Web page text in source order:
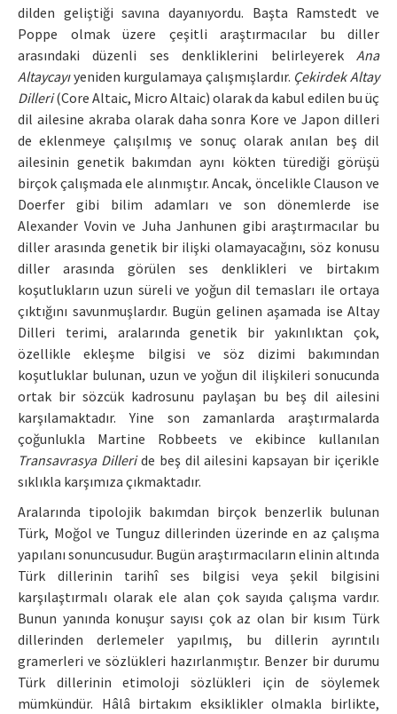
dilden geliştiği savına dayanıyordu. Başta Ramstedt ve
Poppe olmak üzere çeşitli araştırmacılar bu diller
arasındaki düzenli ses denkliklerini belirleyerek Ana
Altaycayıyeniden kurgulamaya çalışmışlardır. Çekirdek Altay
Dilleri(Core Altaic, Micro Altaic) olarak da kabul edilen bu üç
dil ailesine akraba olarak daha sonra Kore ve Japon dilleri
de eklenmeye çalışılmış ve sonuç olarak anılan beş dil
ailesinin genetik bakımdan aynı kökten türediği görüşü
birçok çalışmada ele alınmıştır. Ancak, öncelikle Clauson ve
Doerfer gibi bilim adamları ve son dönemlerde ise
Alexander Vovin ve Juha Janhunen gibi araştırmacılar bu
diller arasında genetik bir ilişki olamayacağını, söz konusu
diller arasında görülen ses denklikleri ve birtakım
koşutlukların uzun süreli ve yoğun dil temasları ile ortaya
çıktığını savunmuşlardır. Bugün gelinen aşamada ise Altay
Dilleri terimi, aralarında genetik bir yakınlıktan çok,
özellikle ekleşme bilgisi ve söz dizimi bakımından
koşutluklar bulunan, uzun ve yoğun dil ilişkileri sonucunda
ortak bir sözcük kadrosunu paylaşan bu beş dil ailesini
karşılamaktadır. Yine son zamanlarda araştırmalarda
çoğunlukla Martine Robbeets ve ekibince kullanılan
Transavrasya Dilleride beş dil ailesini kapsayan bir içerikle
sıklıkla karşımıza çıkmaktadır.
Aralarında tipolojik bakımdan birçok benzerlik bulunan
Türk, Moğol ve Tunguz dillerinden üzerinde en az çalışma
yapılanı sonuncusudur. Bugün araştırmacıların elinin altında
Türk dillerinin tarihî ses bilgisi veya şekil bilgisini
karşılaştırmalı olarak ele alan çok sayıda çalışma vardır.
Bunun yanında konuşur sayısı çok az olan bir kısım Türk
dillerinden derlemeler yapılmış, bu dillerin ayrıntılı
gramerleri ve sözlükleri hazırlanmıştır. Benzer bir durumu
Türk dillerinin etimoloji sözlükleri için de söylemek
mümkündür. Hâlâ birtakım eksiklikler olmakla birlikte,